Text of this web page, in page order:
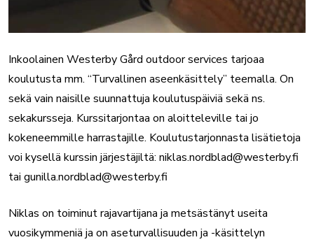
Inkoolainen Westerby Gård outdoor services tarjoaa
koulutusta mm. “Turvallinen aseenkäsittely” teemalla. On
sekä vain naisille suunnattuja koulutuspäiviä sekä ns.
sekakursseja. Kurssitarjontaa on aloitteleville tai jo
kokeneemmille harrastajille. Koulutustarjonnasta lisätietoja
voi kysellä kurssin järjestäjiltä: niklas.nordblad@westerby.fi
tai gunilla.nordblad@westerby.fi
Niklas on toiminut rajavartijana ja metsästänyt useita
vuosikymmeniä ja on aseturvallisuuden ja -käsittelyn